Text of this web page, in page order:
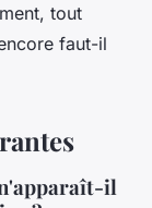
tout
faut-il
il